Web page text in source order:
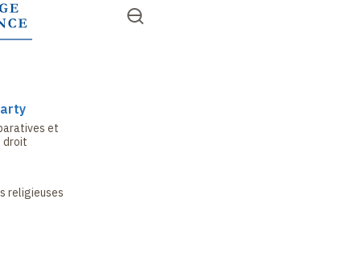
Aller
au
RECHERCHER
Ouvrir
et
droit
religieuses